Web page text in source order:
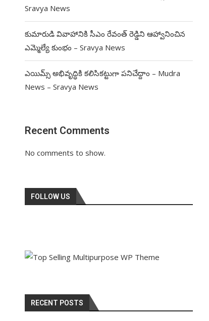
Sravya News
కుమారుడి వివాహానికి సీఎం రేవంత్ రెడ్డిని ఆహ్వానించిన
ఎమ్మెల్యే కుంభం – Sravya News
ఎయిమ్స్ అభివృద్ధికి కలిసికట్టుగా పనిచేద్దాం – Mudra
News – Sravya News
Recent Comments
No comments to show.
FOLLOW US
RECENT POSTS